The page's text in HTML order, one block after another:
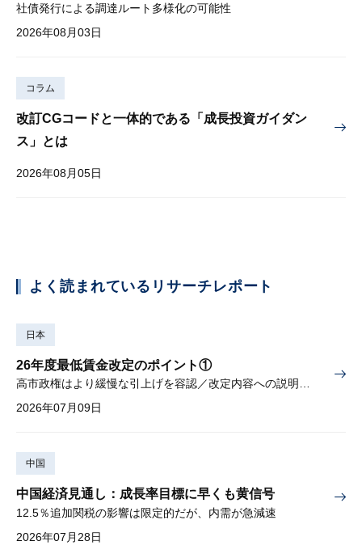
社債発行による調達ルート多様化の可能性
2026年08月03日
コラム
改訂CGコードと一体的である「成長投資ガイダン
ス」とは
2026年08月05日
よく読まれているリサーチレポート
日本
26年度最低賃金改定のポイント①
高市政権はより緩慢な引上げを容認／改定内容への説明責任が焦点
2026年07月09日
中国
中国経済見通し：成長率目標に早くも黄信号
12.5％追加関税の影響は限定的だが、内需が急減速
2026年07月28日